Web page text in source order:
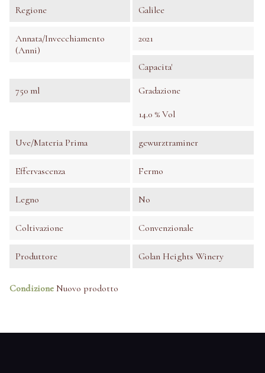
Regione Galilee
Annata/invecchiamento
(anni)
2021
Capacita'
750 ml
Gradazione
14.0 % Vol
Uve/Materia Prima gewurztraminer
Effervascenza Fermo
Legno No
Coltivazione Convenzionale
Produttore Golan Heights Winery
Condizione Nuovo prodotto